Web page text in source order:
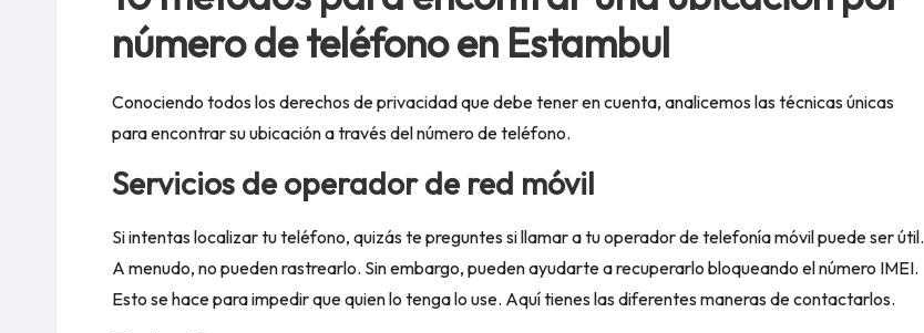
número de teléfono en Estambul
Conociendo todos los derechos de privacidad que debe tener en cuenta, analicemos las técnicas únicas
para encontrar su ubicación a través del número de teléfono.
Servicios de operador de red móvil
Si intentas localizar tu teléfono, quizás te preguntes si llamar a tu operador de telefonía móvil puede ser útil.
A menudo, no pueden rastrearlo. Sin embargo, pueden ayudarte a recuperarlo bloqueando el número IMEI.
Esto se hace para impedir que quien lo tenga lo use. Aquí tienes las diferentes maneras de contactarlos.